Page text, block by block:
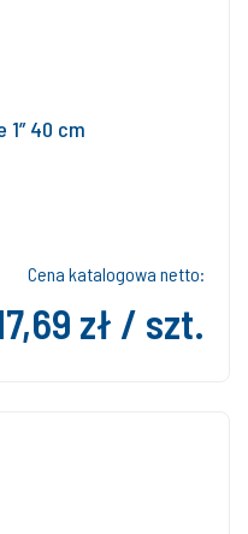
40 cm
Cena katalogowa netto:
zł / szt.